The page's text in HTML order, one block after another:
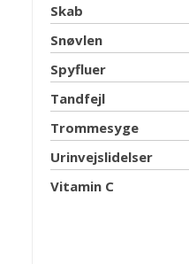
Skab
Snøvlen
Spyfluer
Tandfejl
Trommesyge
Urinvejslidelser
Vitamin C